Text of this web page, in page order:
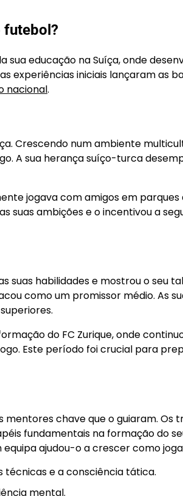
futebol?
educação na Suíça, onde
experiências iniciais lançaram as
nacional.
Crescendo num ambiente
A sua herança suíço-turca
jogava com amigos em parques
suas ambições e o incentivou a
suas habilidades e mostrou o seu
como um promissor médio. As
do FC Zurique, onde
Este período foi crucial para
chave que o guiaram. Os
fundamentais na formação do
ajudou-o a crescer como
técnicas e a consciência tática.
mental.